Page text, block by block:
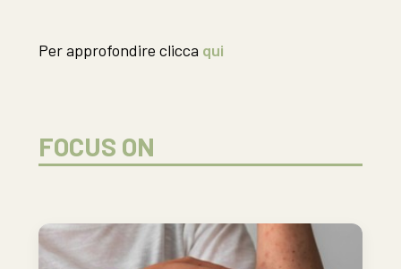
Per approfondire clicca qui
FOCUS ON